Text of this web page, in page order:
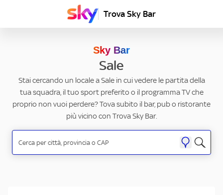
Trova Sky Bar
Sky Bar
Sale
Stai cercando un locale a Sale in cui vedere le partita della
tua squadra, il tuo sport preferito o il programma TV che
proprio non vuoi perdere? Tova subito il bar, pub o ristorante
più vicino con Trova Sky Bar.